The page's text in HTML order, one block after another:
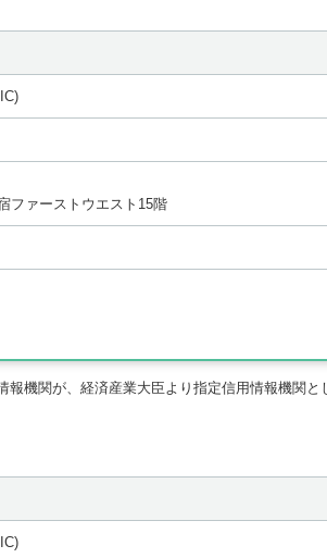
ファーストウエスト15階
機関が、経済産業大臣より指定信用情報機関と